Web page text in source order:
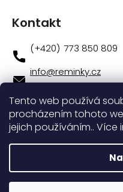
Tento web používá
procházením tohoto
jejich používáním.. Více
Kontakt
info@reminky.cz
773 850 809
773 850 809
Novinky na
Instagram
Vytvořil